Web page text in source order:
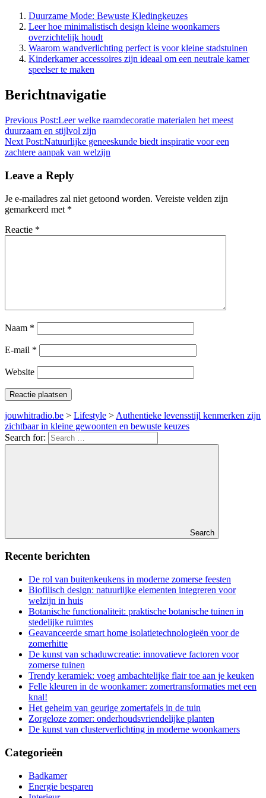
Duurzame Mode: Bewuste Kledingkeuzes
Leer hoe minimalistisch design kleine woonkamers
overzichtelijk houdt
Waarom wandverlichting perfect is voor kleine stadstuinen
Kinderkamer accessoires zijn ideaal om een neutrale kamer
speelser te maken
Berichtnavigatie
Previous Post:Leer welke raamdecoratie materialen het meest
duurzaam en stijlvol zijn
Next Post:Natuurlijke geneeskunde biedt inspiratie voor een
zachtere aanpak van welzijn
Leave a Reply
Je e-mailadres zal niet getoond worden. Vereiste velden zijn
gemarkeerd met *
Reactie *
Naam *
E-mail *
Website
jouwhitradio.be > Lifestyle > Authentieke levensstijl kenmerken zijn
zichtbaar in kleine gewoonten en bewuste keuzes
Search for:
Search
Recente berichten
De rol van buitenkeukens in moderne zomerse feesten
Biofilisch design: natuurlijke elementen integreren voor
welzijn in huis
Botanische functionaliteit: praktische botanische tuinen in
stedelijke ruimtes
Geavanceerde smart home isolatietechnologieën voor de
zomerhitte
De kunst van schaduwcreatie: innovatieve factoren voor
zomerse tuinen
Trendy keramiek: voeg ambachtelijke flair toe aan je keuken
Felle kleuren in de woonkamer: zomertransformaties met een
knal!
Het geheim van geurige zomertafels in de tuin
Zorgeloze zomer: onderhoudsvriendelijke planten
De kunst van clusterverlichting in moderne woonkamers
Categorieën
Badkamer
Energie besparen